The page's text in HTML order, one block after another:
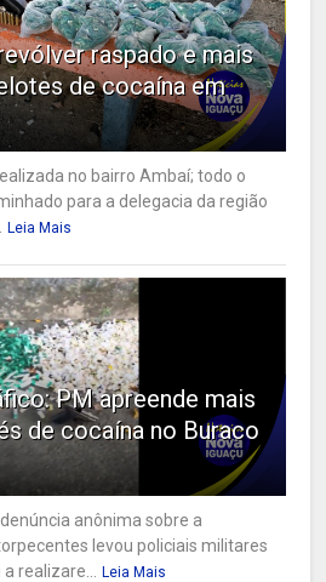
raspado e mais
de cocaína em
no bairro Ambaí; todo o
para a delegacia da região
Leia Mais
PM apreende mais
de cocaína no Buraco
anônima sobre a
levou policiais militares
realizare...
Leia Mais